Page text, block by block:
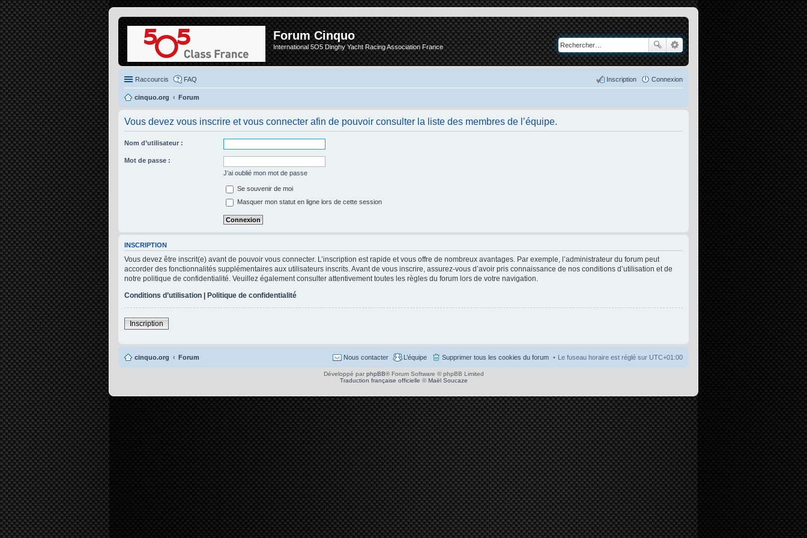
Forum Cinquo
International 5O5 Dinghy Yacht Racing Association France
Raccourcis FAQ Connexion
Inscription
cinquo.org Forum
Vous devez vous inscrire et vous connecter afin de pouvoir consulter la liste des membres de l’équipe.
Nom d’utilisateur :
Mot de passe :
J’ai oublié mon mot de passe
Se souvenir de moi
Masquer mon statut en ligne lors de cette session
INSCRIPTION
Vous devez être inscrit(e) avant de pouvoir vous connecter. L’inscription est rapide et vous offre de nombreux avantages. Par exemple, l’administrateur du forum peut
accorder des fonctionnalités supplémentaires aux utilisateurs inscrits. Avant de vous inscrire, assurez-vous d’avoir pris connaissance de nos conditions d’utilisation et de
notre politique de confidentialité. Veuillez également consulter attentivement toutes les règles du forum lors de votre navigation.
Conditions d’utilisation | Politique de confidentialité
Inscription
cinquo.org Forum Le fuseau horaire est réglé sur UTC+01:00
Supprimer tous les cookies du forum
L’équipe
Nous contacter
Développé par phpBB® Forum Software © phpBB Limited
Traduction française officielle ©Maël Soucaze